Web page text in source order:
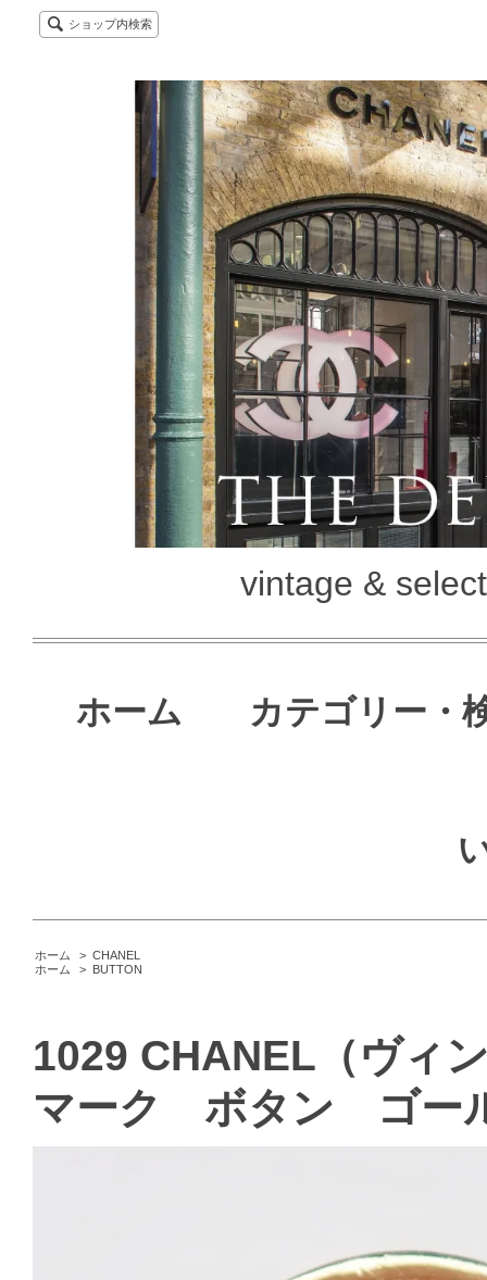
ショップ内検索
vintage &
ホーム カテゴリー・
ホーム > CHANEL
ホーム
> BUTTON
1029 CHANEL（ヴィ
マーク ボタン ゴー